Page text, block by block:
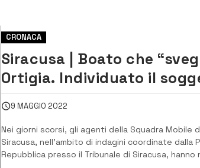
CRONACA
Siracusa | Boato che
Ortigia. Individuato il
ritenuto responsabile del
danneggiamento al Bar
gennaio 2021
9 MAGGIO 2022
Nei giorni scorsi, gli agenti della Squadra Mobile
Siracusa, nell’ambito di indagini coordinate dalla
Repubblica presso il Tribunale di Siracusa,